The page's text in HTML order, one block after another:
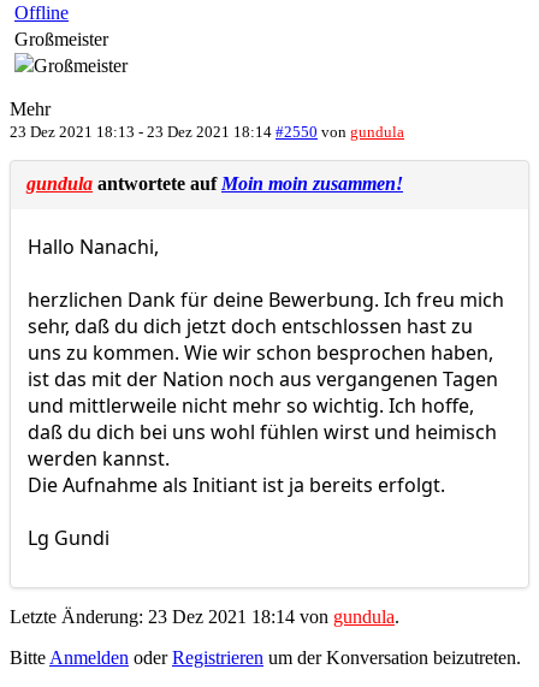
Offline
Großmeister
Mehr
23 Dez 2021 18:13 - 23 Dez 2021 18:14 #2550 von gundula
gundula antwortete auf Moin moin zusammen!
Hallo Nanachi,
herzlichen Dank für deine Bewerbung. Ich freu mich
sehr, daß du dich jetzt doch entschlossen hast zu
uns zu kommen. Wie wir schon besprochen haben,
ist das mit der Nation noch aus vergangenen Tagen
und mittlerweile nicht mehr so wichtig. Ich hoffe,
daß du dich bei uns wohl fühlen wirst und heimisch
werden kannst.
Die Aufnahme als Initiant ist ja bereits erfolgt.
Lg Gundi
Letzte Änderung: 23 Dez 2021 18:14 von gundula.
Bitte Anmelden oderRegistrieren um der Konversation beizutreten.